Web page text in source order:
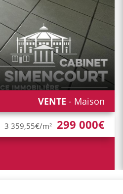
VENTE - Maison
3 359,55€/m² 299 000€